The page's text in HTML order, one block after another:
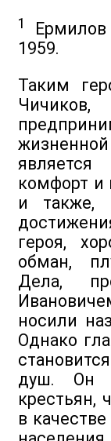
1
1959.
Таким
является
комфорт и
и также,
героя,
обман,
Дела,
носили
Однако
душ. Он
крестьян,
в